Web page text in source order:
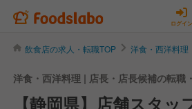
ログイン
飲食店の求人・転職TOP 洋食・西洋料理
洋食・西洋料理 | 店長・店長候補の転職
【静岡県】店舗スタッ